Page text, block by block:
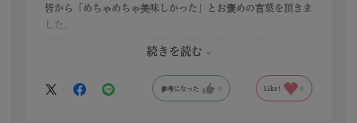
皆から「めちゃめちゃ美味しかった」とお褒めの言葉を頂きま
した。
いつも評判がいいです。
続きを読む
参考になった 0 Like! 0